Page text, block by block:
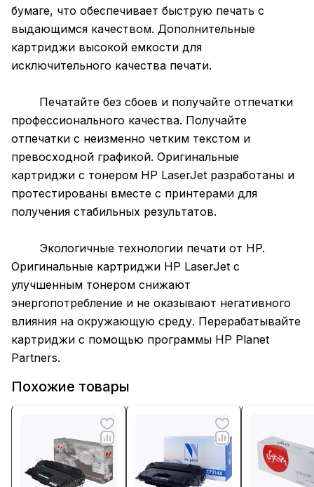
бумаге, что обеспечивает быструю печать с
выдающимся качеством. Дополнительные
картриджи высокой емкости для
исключительного качества печати.
Печатайте без сбоев и получайте отпечатки
профессионального качества. Получайте
отпечатки с неизменно четким текстом и
превосходной графикой. Оригинальные
картриджи с тонером HP LaserJet разработаны и
протестированы вместе с принтерами для
получения стабильных результатов.
Экологичные технологии печати от HP.
Оригинальные картриджи HP LaserJet с
улучшенным тонером снижают
энергопотребление и не оказывают негативного
влияния на окружающую среду. Перерабатывайте
картриджи с помощью программы HP Planet
Partners.
Похожие товары